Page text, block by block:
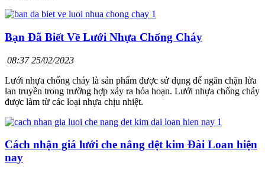
Bạn Đã Biết Về Lưới Nhựa Chống Cháy
08:37 25/02/2023
Lưới nhựa chống cháy là sản phẩm được sử dụng để ngăn chặn lửa
lan truyền trong trường hợp xảy ra hỏa hoạn. Lưới nhựa chống cháy
được làm từ các loại nhựa chịu nhiệt.
Cách nhận giá lưới che nắng dệt kim Đài Loan hiện
nay